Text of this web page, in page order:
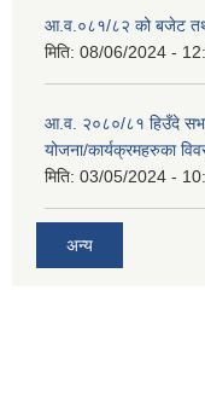
आ.व.०८१/८२ को बजेट
मिति: 08/06/2024 -
आ.व. २०८०/८१ हिउँदे
योजना/कार्यक्रमहरुका
मिति: 03/05/2024 -
अन्य